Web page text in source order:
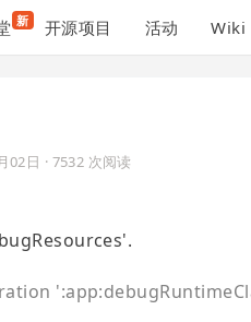
新 开源项目 活动 Wiki
02日 · 7532 次阅读